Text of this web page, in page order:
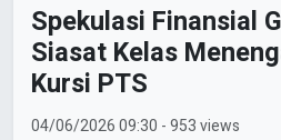
Spekulasi Finansial
Siasat Kelas
Kursi PTS
04/06/202609:30 - 953 views